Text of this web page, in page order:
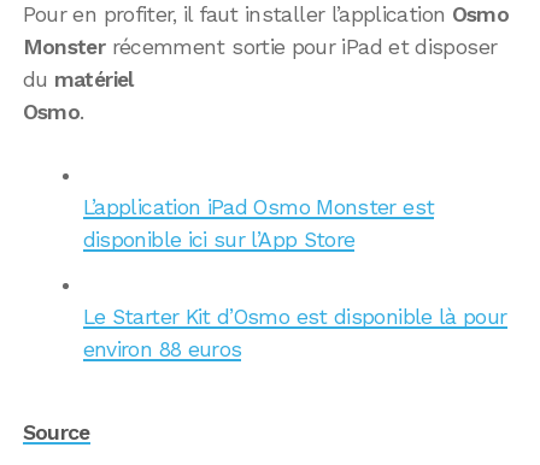
Pour en profiter, il faut installer l’application Osmo
Monsterrécemment sortie pour iPad et disposer
du matériel
Osmo.
L’application iPad Osmo Monster est
disponible ici sur l’App Store
Le Starter Kit d’Osmo est disponible là pour
environ 88 euros
Source